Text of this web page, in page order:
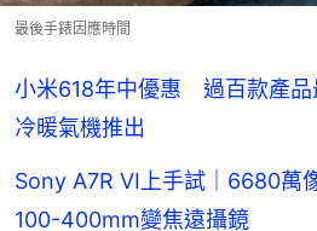
最後手錶因應時間
小米618年中優惠 過百款產品
冷暖氣機推出
Sony A7R VI上手試｜6680萬
100-400mm變焦遠攝鏡